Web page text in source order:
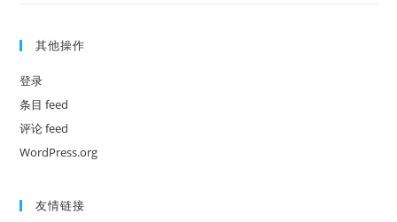
其他操作
登录
条目 feed
评论 feed
WordPress.org
友情链接